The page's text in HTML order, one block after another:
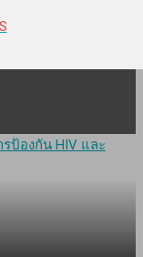
ก้าวสำคัญในก
ะเทศไทย